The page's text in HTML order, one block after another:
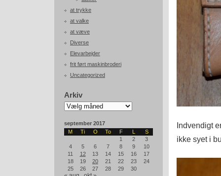
at trykke
at valke
at væve
Diverse
Elevarbejder
frit ført maskinbroderi
Uncategorized
Arkiv
Arkiv
september 2017
M
Ti O To F L
S
1
2
3
4
5 6 7 8 9
10
11
12 13 14 15 16
17
18
19 20 21 22 23
24
25
26 27 28 29 30
Indvendigt
ikke syet i